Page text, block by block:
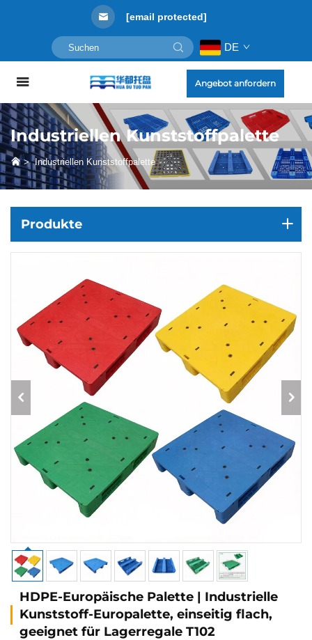
[email protected]
DE
Angebot anfordern
Industriellen Kunststoffpalette
>Industriellen Kunststoffpalette
Produkte
HDPE-Europäische Palette | Industrielle
Kunststoff-Europalette, einseitig flach,
geeignet für Lagerregale T102